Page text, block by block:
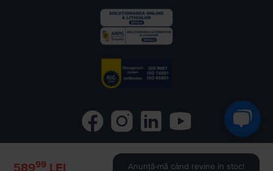
58999 LEI Anunță-mă când revine în stoc!
© - All rights reserved.